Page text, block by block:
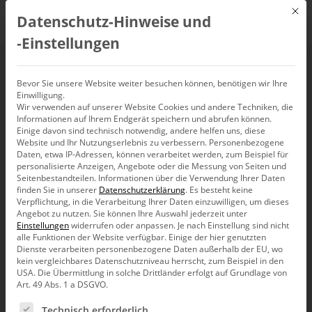
Drei-D
3D meiden
Mit
Datenschutz-Hinweise und
‑Einstellungen
Bevor Sie unsere Website weiter besuchen können, benötigen wir Ihre
Einwilligung.
Wir verwenden auf unserer Website Cookies und andere Techniken, die
Informationen auf Ihrem Endgerät speichern und abrufen können.
Einige davon sind technisch notwendig, andere helfen uns, diese
Website und Ihr Nutzungserlebnis zu verbessern. Personenbezogene
Daten, etwa IP-Adressen, können verarbeitet werden, zum Beispiel für
personalisierte Anzeigen, Angebote oder die Messung von Seiten und
Seitenbestandteilen. Informationen über die Verwendung Ihrer Daten
finden Sie in unserer Datenschutzerklärung. Es besteht keine
Verpflichtung, in die Verarbeitung Ihrer Daten einzuwilligen, um dieses
Angebot zu nutzen.Sie können Ihre Auswahl jederzeit unter
Einstellungenwiderrufen oder anpassen. Je nach Einstellung sind nicht
alle Funktionen der Website verfügbar. Einige der hier genutzten
Dienste verarbeiten personenbezogene Daten außerhalb der EU, wo
kein vergleichbares Datenschutzniveau herrscht, zum Beispiel in den
USA. Die Übermittlung in solche Drittländer erfolgt auf Grundlage von
Art. 49 Abs. 1 a DSGVO.
Es folgt eine Liste der Service-Gruppen, für die eine